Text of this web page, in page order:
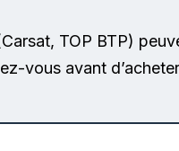
TOP BTP)
vous avant